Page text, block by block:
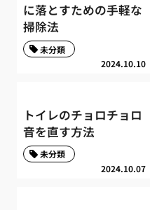
に落とすための手軽な
掃除法
2024.10.10
未分類
トイレのチョロチョロ
音を直す方法
2024.10.07
未分類